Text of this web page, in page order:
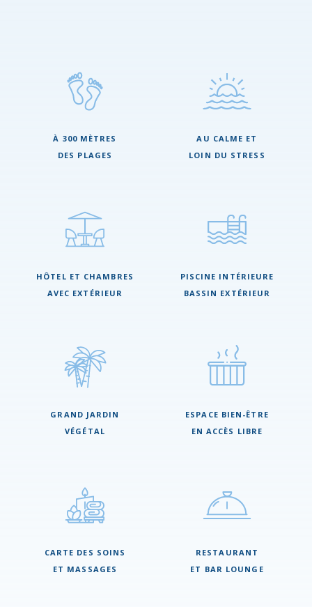
À 300 MÈTRES
DES PLAGES
AU CALME ET
LOIN DU STRESS
HÔTEL ET CHAMBRES
AVEC EXTÉRIEUR
PISCINE INTÉRIEURE
BASSIN EXTÉRIEUR
GRAND JARDIN
VÉGÉTAL
ESPACE BIEN-ÊTRE
EN ACCÈS LIBRE
CARTE DES SOINS
ET MASSAGES
RESTAURANT
ET BAR LOUNGE